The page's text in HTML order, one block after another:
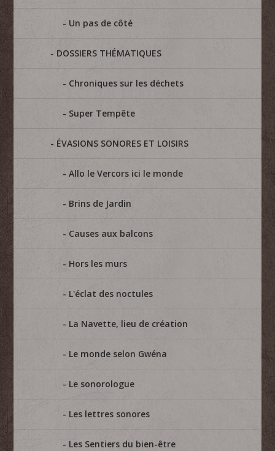
Un pas de côté
DOSSIERS THÉMATIQUES
Chroniques sur les déchets
Super Tempête
ÉVASIONS SONORES ET LOISIRS
Allo le Vercors ici le monde
Brins de Jardin
Causes aux balcons
Hors les murs
L'éclat des noctules
La Navette, lieu de création
Le monde selon Gwéna
Le sonorologue
Les lettres sonores
Les Sentiers du bien-être